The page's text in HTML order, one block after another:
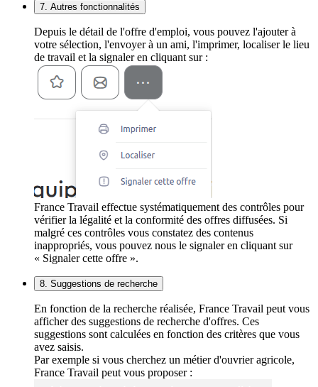
7. Autres fonctionnalités
Depuis le détail de l'offre d'emploi, vous pouvez l'ajouter à
votre sélection, l'envoyer à un ami, l'imprimer, localiser le lieu
de travail et la signaler en cliquant sur :
France Travail effectue systématiquement des contrôles pour
vérifier la légalité et la conformité des offres diffusées. Si
malgré ces contrôles vous constatez des contenus
inappropriés, vous pouvez nous le signaler en cliquant sur
« Signaler cette offre ».
8. Suggestions de recherche
En fonction de la recherche réalisée, France Travail peut vous
afficher des suggestions de recherche d'offres. Ces
suggestions sont calculées en fonction des critères que vous
avez saisis.
Par exemple si vous cherchez un métier d'ouvrier agricole,
France Travail peut vous proposer :